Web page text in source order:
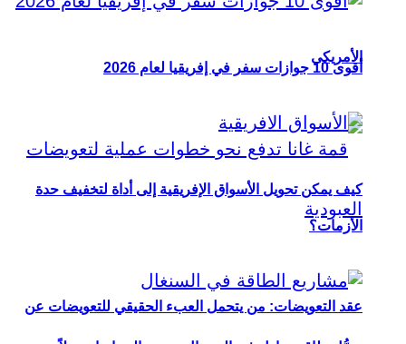
الأمريكي
عقد التعويضات: من يتحمل العبء الحقيقي للتعويضات عن
أقوى 10 جوازات سفر في إفريقيا لعام 2026
كيف يمكن تحويل الأسواق الإفريقية إلى أداة لتخفيف حدة
الأزمات؟